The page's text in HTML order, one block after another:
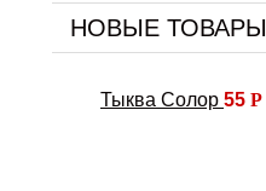
НОВЫЕ ТОВАРЫ
Тыква Солор 55 Р